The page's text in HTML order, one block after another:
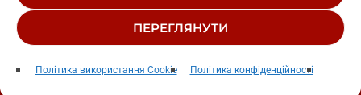
ПЕРЕГЛЯНУТИ
Політика використання Cookie Політика конфіденційності
play_arrow
РЕДАКЦІЙНИЙ СТАТУТ
СТРУКТУРА ВЛАСНОСТІ